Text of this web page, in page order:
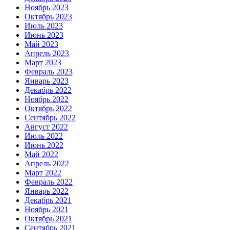
Ноябрь 2023
Октябрь 2023
Июль 2023
Июнь 2023
Май 2023
Апрель 2023
Март 2023
Февраль 2023
Январь 2023
Декабрь 2022
Ноябрь 2022
Октябрь 2022
Сентябрь 2022
Август 2022
Июль 2022
Июнь 2022
Май 2022
Апрель 2022
Март 2022
Февраль 2022
Январь 2022
Декабрь 2021
Ноябрь 2021
Октябрь 2021
Сентябрь 2021